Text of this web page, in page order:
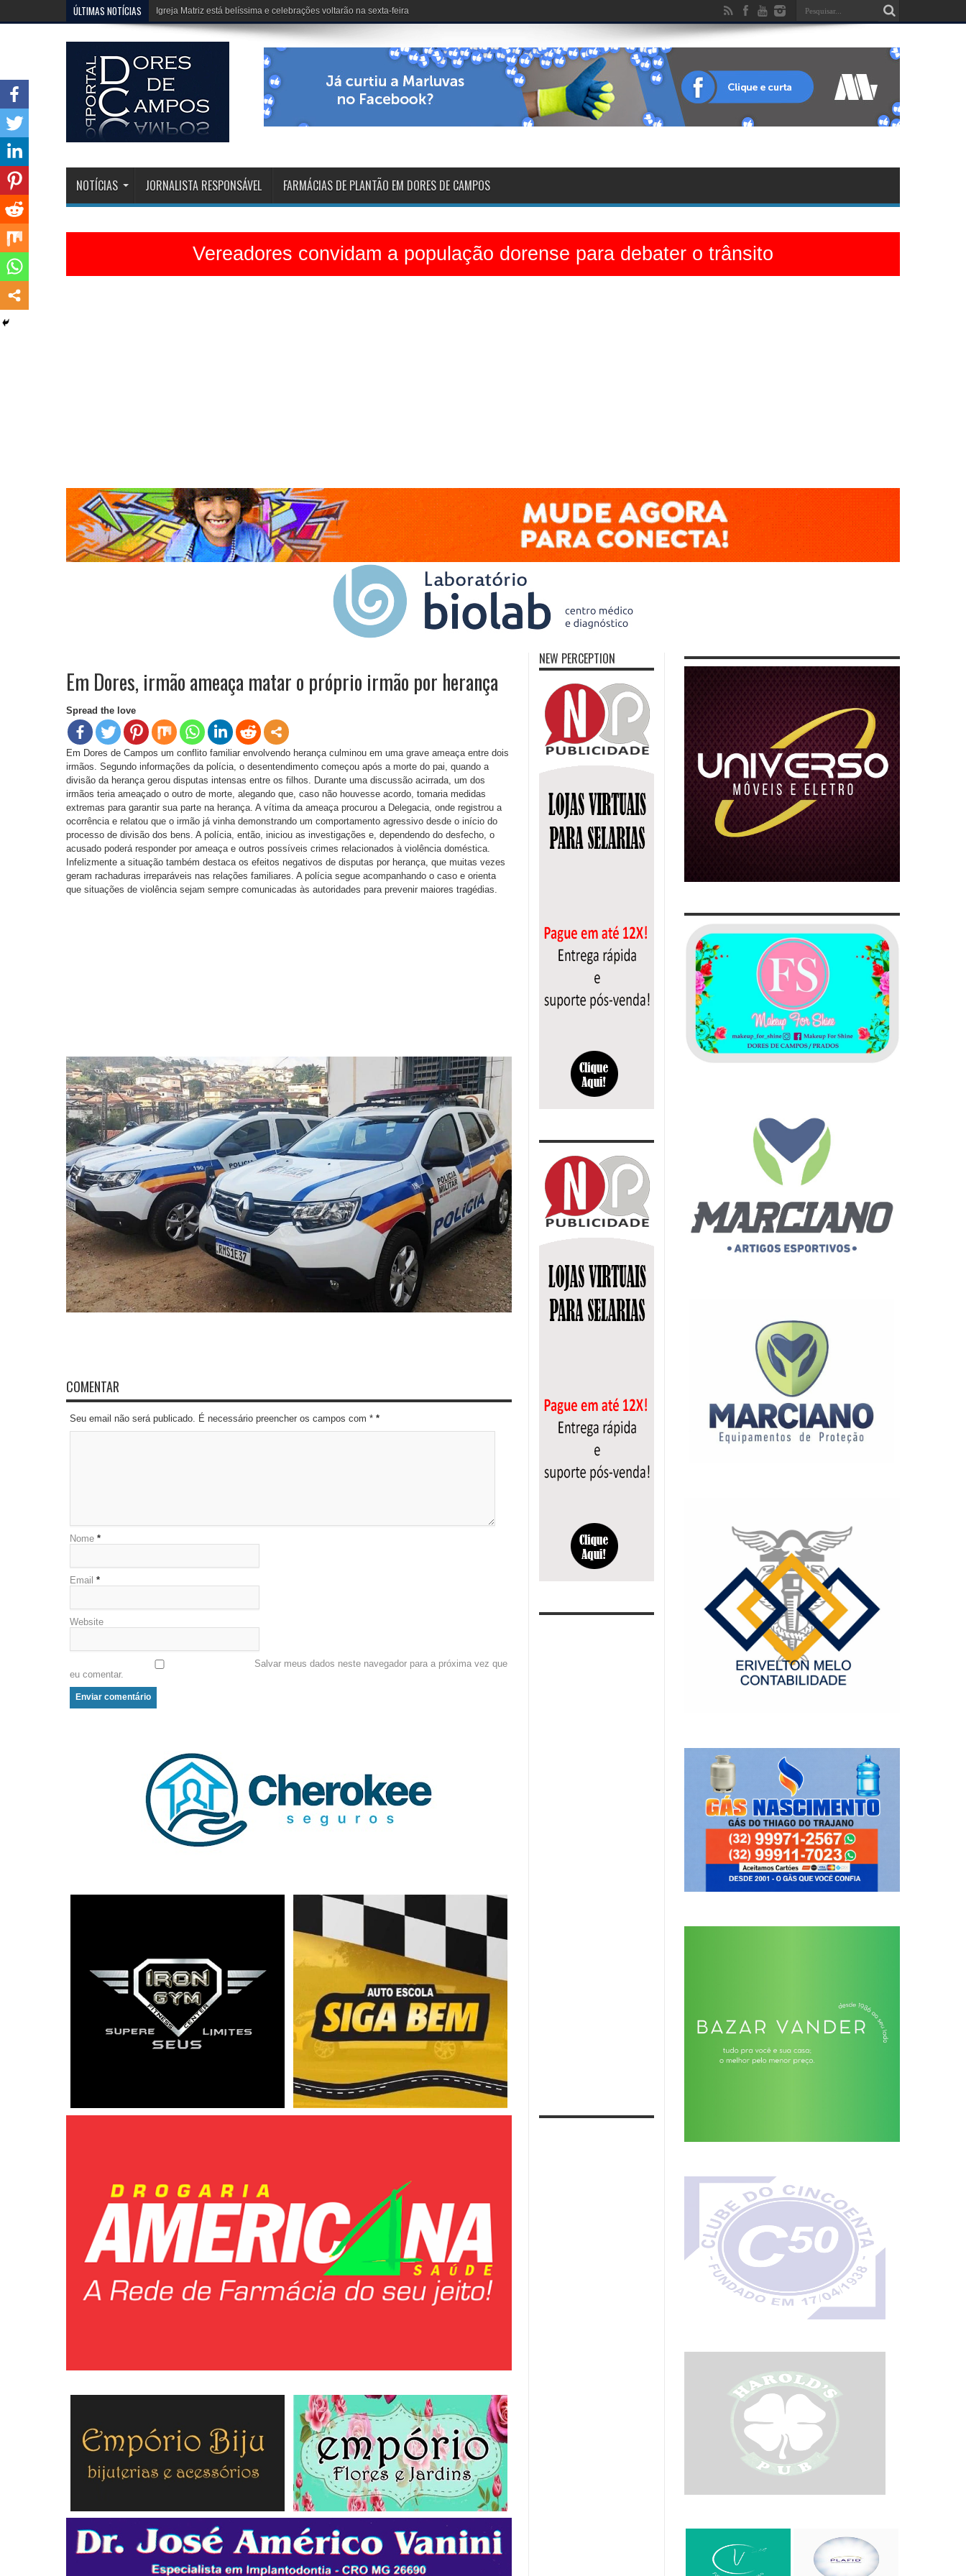
ÚLTIMAS NOTÍCIAS Erivélton e HJ, fazem um trabalho extraordinário no Clube dos 50
NOTÍCIAS JORNALISTA RESPONSÁVEL FARMÁCIAS DE PLANTÃO EM DORES DE CAMPOS
Vereadores convidam a população dorense para debater o trânsito
Em Dores, irmão ameaça matar o próprio irmão por herança
Spread the love
Em Dores de Campos um conflito familiar envolvendo herança culminou em uma grave ameaça entre dois
irmãos. Segundo informações da polícia, o desentendimento começou após a morte do pai, quando a
divisão da herança gerou disputas intensas entre os filhos. Durante uma discussão acirrada, um dos
irmãos teria ameaçado o outro de morte, alegando que, caso não houvesse acordo, tomaria medidas
extremas para garantir sua parte na herança. A vítima da ameaça procurou a Delegacia, onde registrou a
ocorrência e relatou que o irmão já vinha demonstrando um comportamento agressivo desde o início do
processo de divisão dos bens. A polícia, então, iniciou as investigações e, dependendo do desfecho, o
acusado poderá responder por ameaça e outros possíveis crimes relacionados à violência doméstica.
Infelizmente a situação também destaca os efeitos negativos de disputas por herança, que muitas vezes
geram rachaduras irreparáveis nas relações familiares. A polícia segue acompanhando o caso e orienta
que situações de violência sejam sempre comunicadas às autoridades para prevenir maiores tragédias.
COMENTAR
Seu email não será publicado. É necessário preencher os campos com * *
Nome *
Email *
Website
Salvar meus dados neste navegador para a próxima vez que
eu comentar.
NEW PERCEPTION